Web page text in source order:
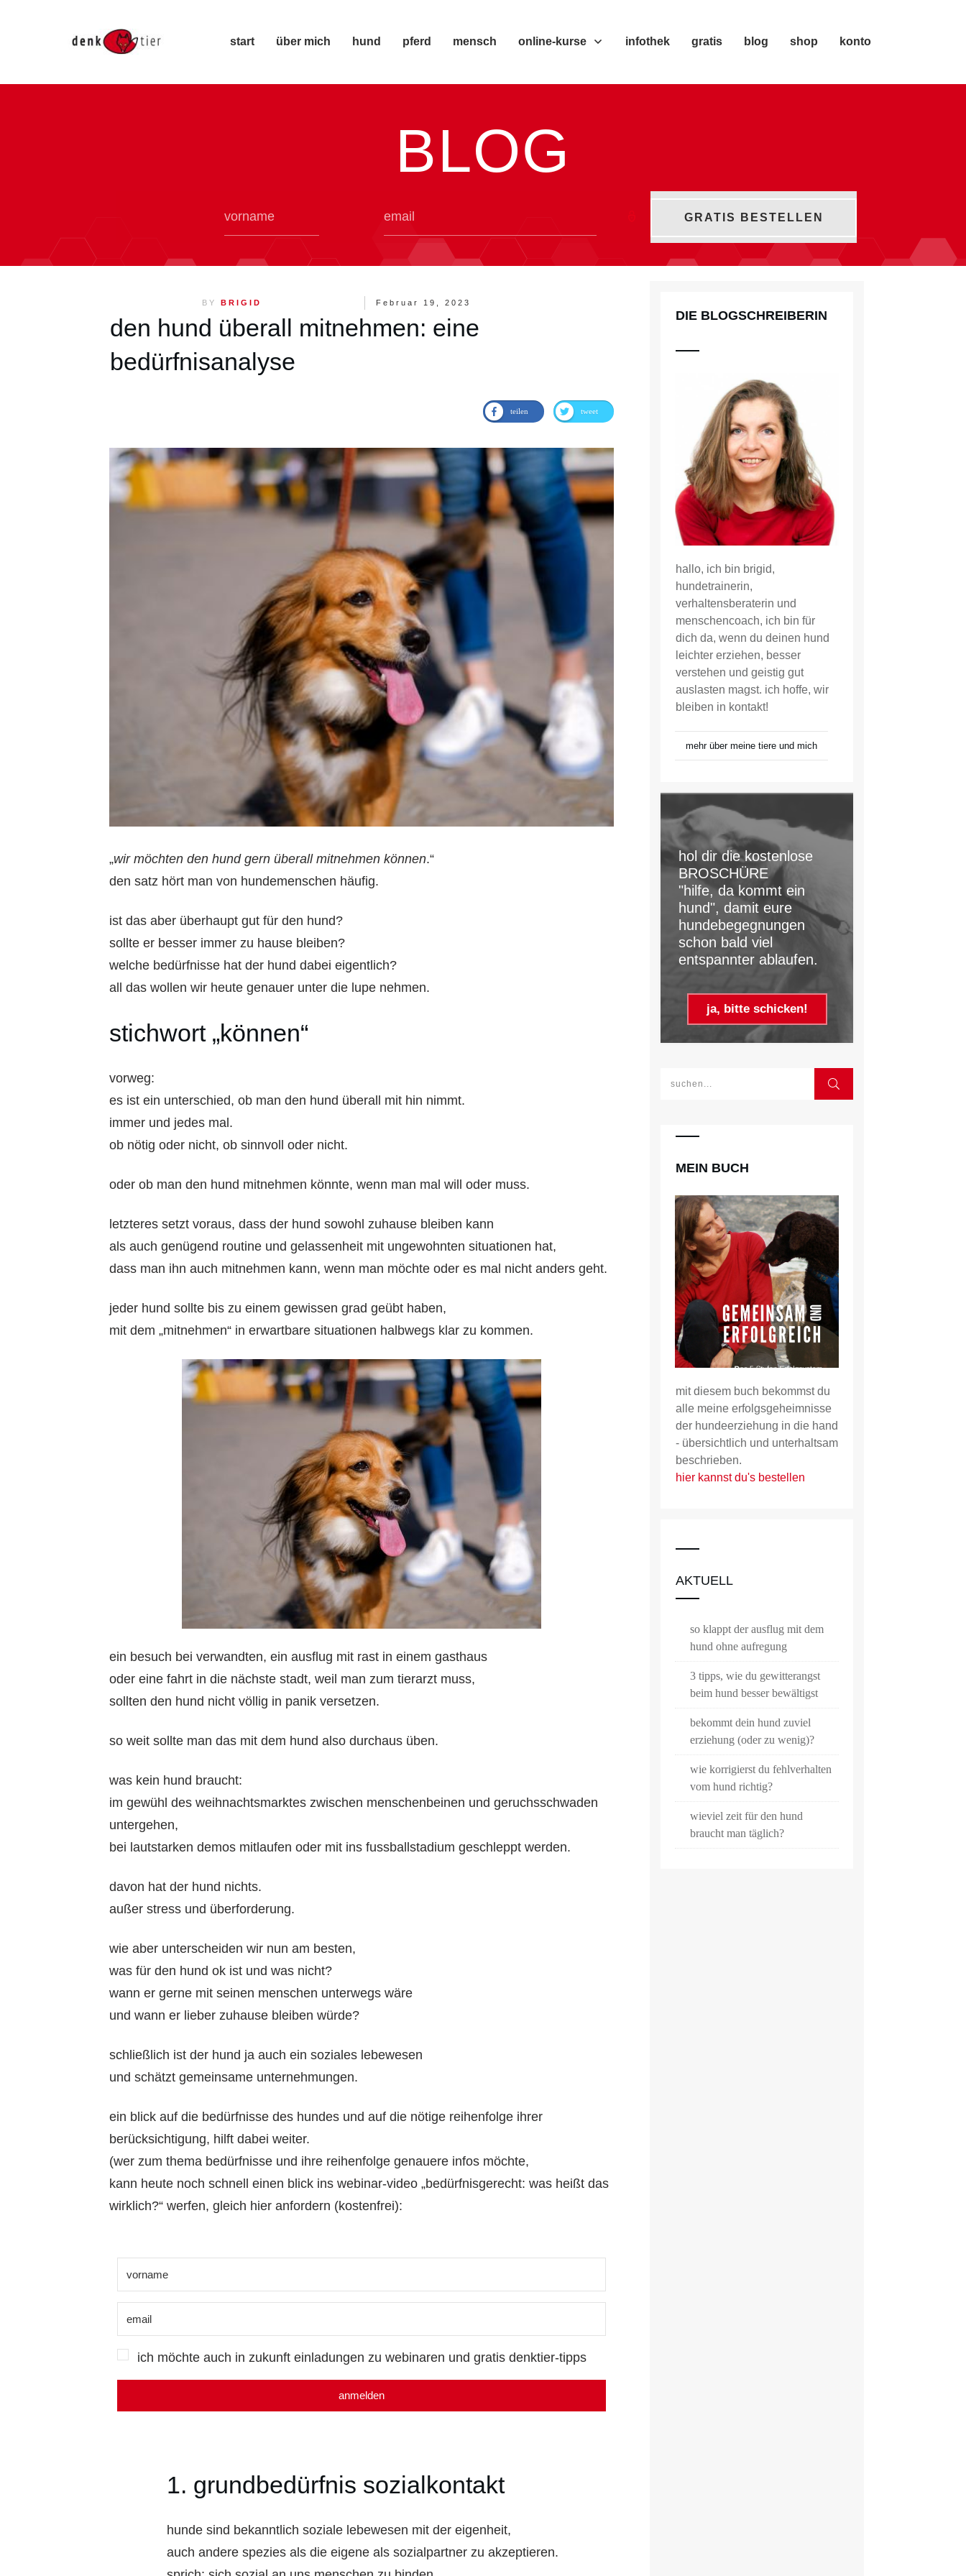
start über mich hund pferd mensch online-kurse infothek gratis blog shop konto
BLOG
GRATIS BESTELLEN
BY BRIGID Februar 19, 2023
den hund überall mitnehmen: eine
bedürfnisanalyse
teilen tweet
„wir möchten den hund gern überall mitnehmen können.“
den satz hört man von hundemenschen häufig.
ist das aber überhaupt gut für den hund?
sollte er besser immer zu hause bleiben?
welche bedürfnisse hat der hund dabei eigentlich?
all das wollen wir heute genauer unter die lupe nehmen.
stichwort „können“
vorweg:
es ist ein unterschied, ob man den hund überall mit hin nimmt.
immer und jedes mal.
ob nötig oder nicht, ob sinnvoll oder nicht.
oder ob man den hund mitnehmen könnte, wenn man mal will oder muss.
letzteres setzt voraus, dass der hund sowohl zuhause bleiben kann
als auch genügend routine und gelassenheit mit ungewohnten situationen hat,
dass man ihn auch mitnehmen kann, wenn man möchte oder es mal nicht anders geht.
jeder hund sollte bis zu einem gewissen grad geübt haben,
mit dem „mitnehmen“ in erwartbare situationen halbwegs klar zu kommen.
ein besuch bei verwandten, ein ausflug mit rast in einem gasthaus
oder eine fahrt in die nächste stadt, weil man zum tierarzt muss,
sollten den hund nicht völlig in panik versetzen.
so weit sollte man das mit dem hund also durchaus üben.
was kein hund braucht:
im gewühl des weihnachtsmarktes zwischen menschenbeinen und geruchsschwaden
untergehen,
bei lautstarken demos mitlaufen oder mit ins fussballstadium geschleppt werden.
davon hat der hund nichts.
außer stress und überforderung.
wie aber unterscheiden wir nun am besten,
was für den hund ok ist und was nicht?
wann er gerne mit seinen menschen unterwegs wäre
und wann er lieber zuhause bleiben würde?
schließlich ist der hund ja auch ein soziales lebewesen
und schätzt gemeinsame unternehmungen.
ein blick auf die bedürfnisse des hundes und auf die nötige reihenfolge ihrer
berücksichtigung, hilft dabei weiter.
(wer zum thema bedürfnisse und ihre reihenfolge genauere infos möchte,
kann heute noch schnell einen blick ins webinar-video „bedürfnisgerecht: was heißt das
wirklich?“ werfen, gleich hier anfordern (kostenfrei):
ich möchte auch in zukunft einladungen zu webinaren und gratis denktier-tipps
anmelden
1. grundbedürfnis sozialkontakt
hunde sind bekanntlich soziale lebewesen mit der eigenheit,
auch andere spezies als die eigene als sozialpartner zu akzeptieren.
DIE BLOGSCHREIBERIN
hallo, ich bin brigid,
hundetrainerin,
verhaltensberaterin und
menschencoach, ich bin für
dich da, wenn du deinen hund
leichter erziehen, besser
verstehen und geistig gut
auslasten magst. ich hoffe, wir
bleiben in kontakt!
mehr über meine tiere und mich
hol dir die kostenlose
BROSCHÜRE
"hilfe, da kommt ein
hund", damit eure
hundebegegnungen
schon bald viel
entspannter ablaufen.
ja, bitte schicken!
MEIN BUCH
mit diesem buch bekommst du
alle meine erfolgsgeheimnisse
der hundeerziehung in die hand
- übersichtlich und unterhaltsam
beschrieben.
hier kannst du's bestellen
AKTUELL
so klappt der ausflug mit dem
hund ohne aufregung
3 tipps, wie du gewitterangst
beim hund besser bewältigst
bekommt dein hund zuviel
erziehung (oder zu wenig)?
wie korrigierst du fehlverhalten
vom hund richtig?
wieviel zeit für den hund
braucht man täglich?